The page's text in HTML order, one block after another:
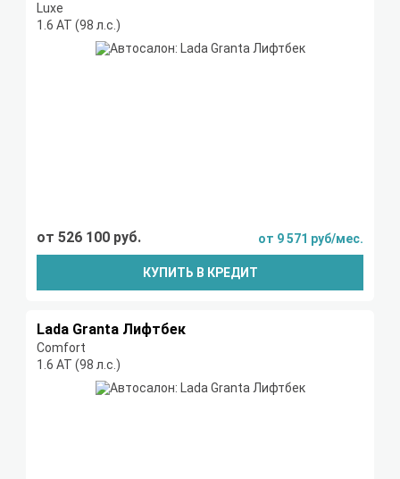
Luxe
1.6 AT (98 л.с.)
от 526 100 руб. от 9 571 руб/мес.
КУПИТЬ В КРЕДИТ
Lada Granta Лифтбек
Comfort
1.6 AT (98 л.с.)